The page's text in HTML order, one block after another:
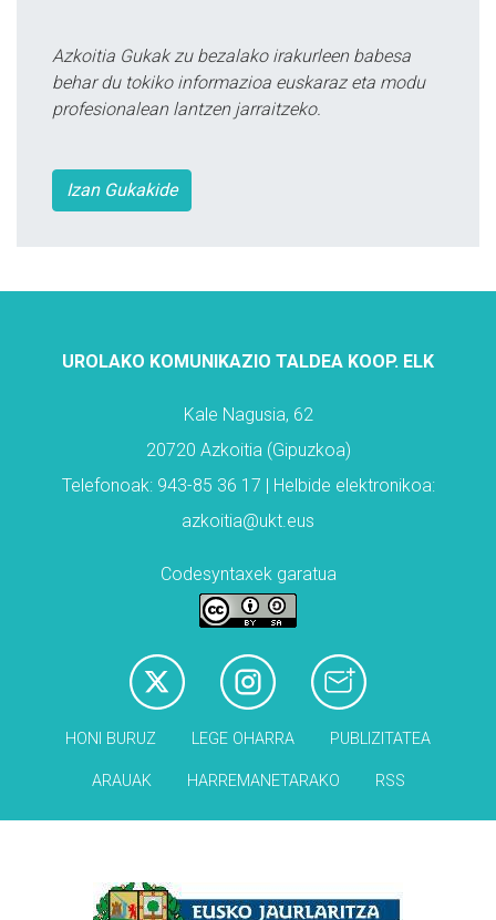
Azkoitia Gukak zu bezalako irakurleen babesa
behar du tokiko informazioa euskaraz eta modu
profesionalean lantzen jarraitzeko.
Izan Gukakide
UROLAKO KOMUNIKAZIO TALDEA KOOP. ELK
Kale Nagusia, 62
20720 Azkoitia (Gipuzkoa)
Telefonoak: 943-85 36 17 | Helbide elektronikoa:
azkoitia@ukt.eus
Codesyntaxek garatua
HONI BURUZ LEGE OHARRA PUBLIZITATEA
ARAUAK HARREMANETARAKO RSS